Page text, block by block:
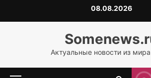
к
08.08.2026
Актуальные новости из